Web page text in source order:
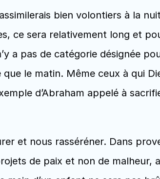
bien volontiers à la
ce sera relativement long et
a pas de catégorie désignée
le matin. Même ceux à qui
d’Abraham appelé à
et nous rasséréner. Dans
de paix et non de